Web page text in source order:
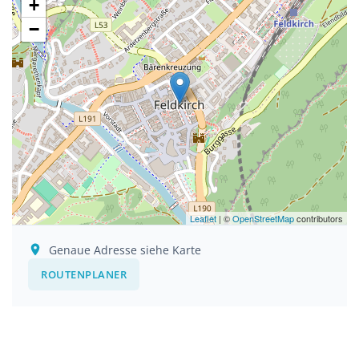
+
−
Leaflet | ©OpenStreetMapcontributors
Genaue Adresse siehe Karte
ROUTENPLANER